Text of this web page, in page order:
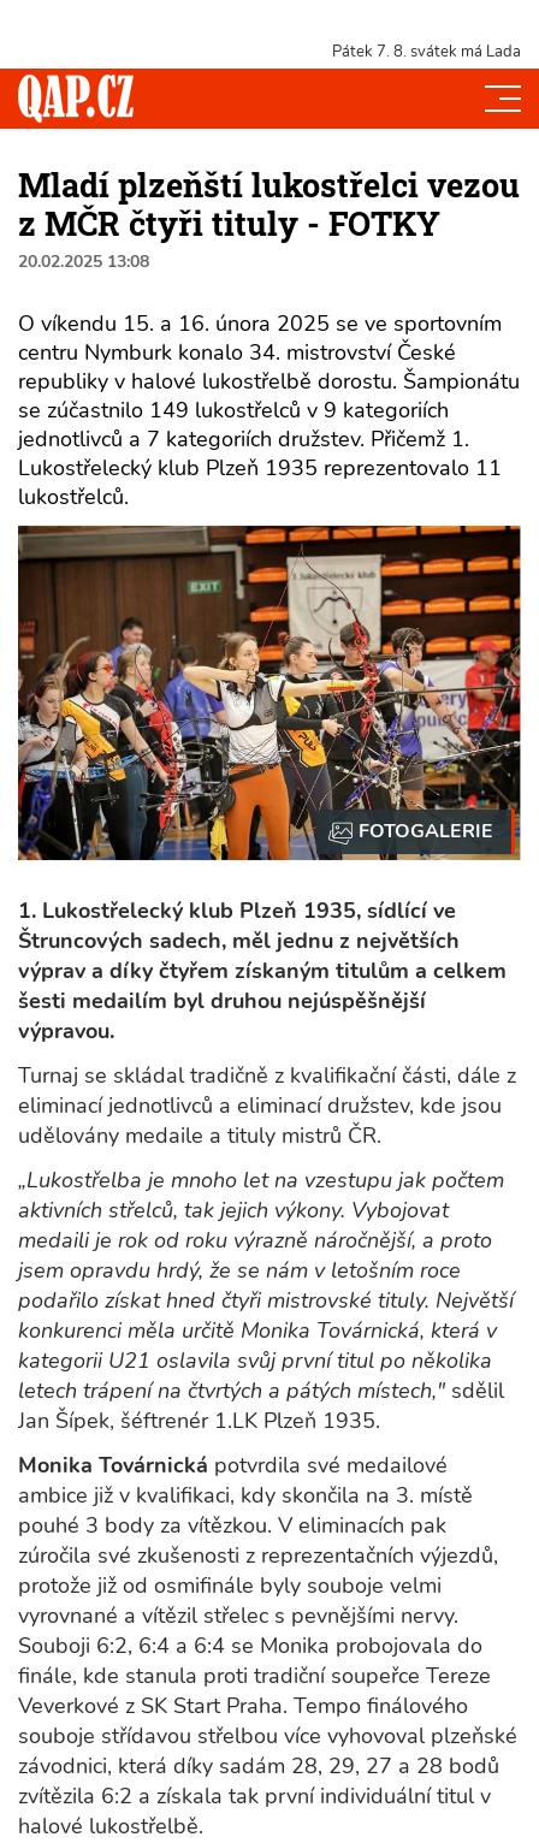
Pátek 7. 8. svátek má Lada
Mladí plzeňští lukostřelci vezou
z MČR čtyři tituly - FOTKY
20.02.2025 13:08
O víkendu 15. a 16. února 2025 se ve sportovním
centru Nymburk konalo 34. mistrovství České
republiky v halové lukostřelbě dorostu. Šampionátu
se zúčastnilo 149 lukostřelců v 9 kategoriích
jednotlivců a 7 kategoriích družstev. Přičemž 1.
Lukostřelecký klub Plzeň 1935 reprezentovalo 11
lukostřelců.
1. Lukostřelecký klub Plzeň 1935, sídlící ve
Štruncových sadech, měl jednu z největších
výprav a díky čtyřem získaným titulům a celkem
šesti medailím byl druhou nejúspěšnější
výpravou.
Turnaj se skládal tradičně z kvalifikační části, dále z
eliminací jednotlivců a eliminací družstev, kde jsou
udělovány medaile a tituly mistrů ČR.
„Lukostřelba je mnoho let na vzestupu jak počtem
aktivních střelců, tak jejich výkony. Vybojovat
medaili je rok od roku výrazně náročnější, a proto
jsem opravdu hrdý, že se nám v letošním roce
podařilo získat hned čtyři mistrovské tituly. Největší
konkurenci měla určitě Monika Továrnická, která v
kategorii U21 oslavila svůj první titul po několika
letech trápení na čtvrtých a pátých místech," sdělil
Jan Šípek, šéftrenér 1.LK Plzeň 1935.
Monika Továrnická potvrdila své medailové
ambice již v kvalifikaci, kdy skončila na 3. místě
pouhé 3 body za vítězkou. V eliminacích pak
zúročila své zkušenosti z reprezentačních výjezdů,
protože již od osmifinále byly souboje velmi
vyrovnané a vítězil střelec s pevnějšími nervy.
Souboji 6:2, 6:4 a 6:4 se Monika probojovala do
finále, kde stanula proti tradiční soupeřce Tereze
Veverkové z SK Start Praha. Tempo finálového
souboje střídavou střelbou více vyhovoval plzeňské
závodnici, která díky sadám 28, 29, 27 a 28 bodů
zvítězila 6:2 a získala tak první individuální titul v
halové lukostřelbě.